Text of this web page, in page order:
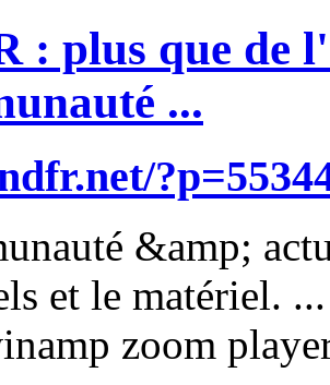
: plus que de
...
&amp;
et le matériel.
zoom